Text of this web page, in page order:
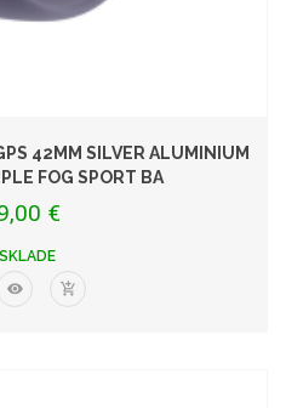
42MM SILVER ALUMINIUM
FOG SPORT BA
€